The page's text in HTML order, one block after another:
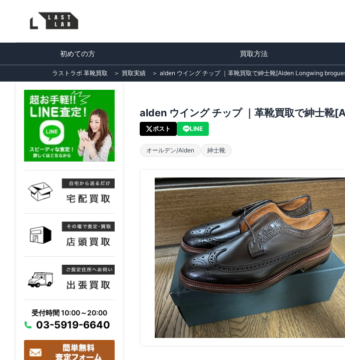
初めての方 買取方法
ラストラボ 革靴買取 ＞ 買取実績 ＞ alden ウイング チップ ｜革靴買取で紳士靴[Alden Longwing
受付時間 10:00～20:00
03-5919-6640
alden ウイング チップ ｜革靴買取で紳士靴
ポスト LINE
オールデン/Alden 紳士靴